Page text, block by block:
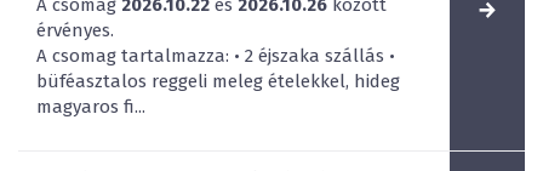
A csomag 2026.10.22 és 2026.10.26 között
érvényes.
A csomag tartalmazza: • 2 éjszaka szállás •
büféasztalos reggeli meleg ételekkel, hideg
magyaros fi...